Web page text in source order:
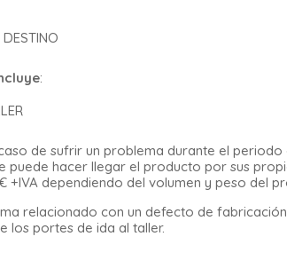
:
de sufrir un problema durante el
puede hacer llegar el producto por sus
+IVA dependiendo del volumen y peso del
relacionado con un defecto de
los portes de ida al taller.